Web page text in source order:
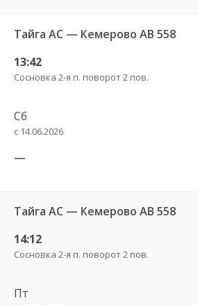
Тайга АС — Кемерово АВ 558
13:42
Сосновка 2-я п. поворот 2 пов.
Сб
с 14.06.2026
—
Тайга АС — Кемерово АВ 558
14:12
Сосновка 2-я п. поворот 2 пов.
Пт